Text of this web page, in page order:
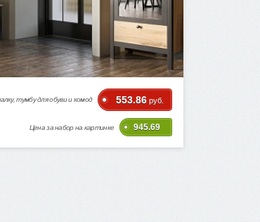
тумбу для обуви и комод 553.86 руб.
Цена за набор на картинке 945.69